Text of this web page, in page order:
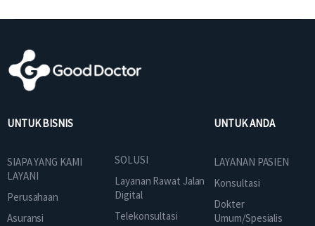
UNTUK BISNIS
SIAPA YANG KAMI
LAYANI
Perusahaan
Asuransi
SOLUSI
Layanan Rawat Jalan
Digital
Telekonsultasi
UNTUK ANDA
LAYANAN PASIEN
Konsultasi
Dokter
Umum/Spesialis